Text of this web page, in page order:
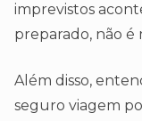
imprevistos
preparado, não é
Além disso,
seguro viagem